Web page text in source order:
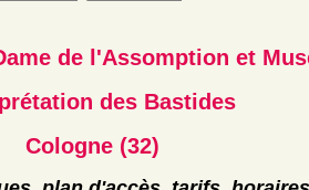
de l'Assomption et
des Bastides
Cologne (32)